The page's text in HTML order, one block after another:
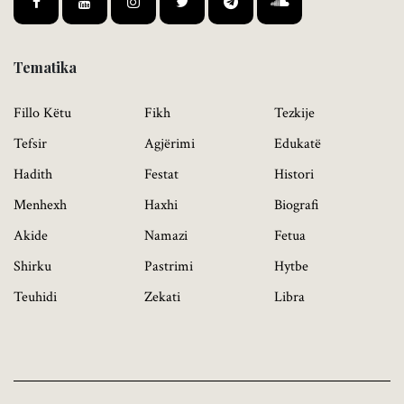
Tematika
Fillo Këtu
Tefsir
Hadith
Menhexh
Akide
Shirku
Teuhidi
Fikh
Agjërimi
Festat
Haxhi
Namazi
Pastrimi
Zekati
Tezkije
Edukatë
Histori
Biografi
Fetua
Hytbe
Libra